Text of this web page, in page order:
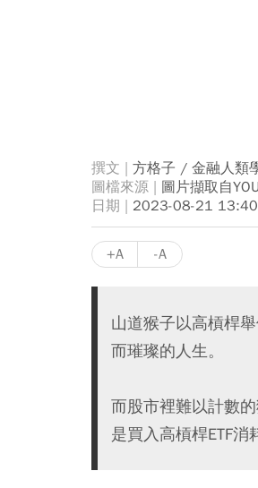
方格子 / 金融人類
圖片擷取自
2023-08-21 13:40
+A -A
山道猴子以高槓桿
而璀璨的人生。
而股市裡難以計數
是買入高槓桿ETF消